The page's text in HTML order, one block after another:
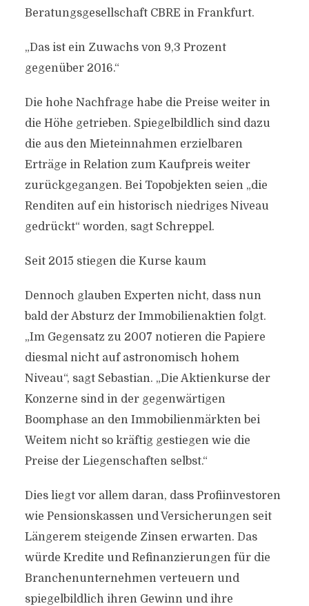
Beratungsgesellschaft CBRE in Frankfurt.
„Das ist ein Zuwachs von 9,3 Prozent
gegenüber 2016.“
Die hohe Nachfrage habe die Preise weiter in
die Höhe getrieben. Spiegelbildlich sind dazu
die aus den Mieteinnahmen erzielbaren
Erträge in Relation zum Kaufpreis weiter
zurückgegangen. Bei Topobjekten seien „die
Renditen auf ein historisch niedriges Niveau
gedrückt“ worden, sagt Schreppel.
Seit 2015 stiegen die Kurse kaum
Dennoch glauben Experten nicht, dass nun
bald der Absturz der Immobilienaktien folgt.
„Im Gegensatz zu 2007 notieren die Papiere
diesmal nicht auf astronomisch hohem
Niveau“, sagt Sebastian. „Die Aktienkurse der
Konzerne sind in der gegenwärtigen
Boomphase an den Immobilienmärkten bei
Weitem nicht so kräftig gestiegen wie die
Preise der Liegenschaften selbst.“
Dies liegt vor allem daran, dass Profiinvestoren
wie Pensionskassen und Versicherungen seit
Längerem steigende Zinsen erwarten. Das
würde Kredite und Refinanzierungen für die
Branchenunternehmen verteuern und
spiegelbildlich ihren Gewinn und ihre